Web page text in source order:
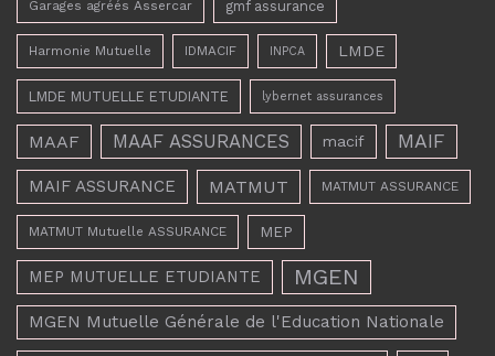
Garages agréés Assercar gmf assurance
Harmonie Mutuelle IDMACIF INPCA LMDE
LMDE MUTUELLE ETUDIANTE lybernet assurances
MAAF MAAF ASSURANCES macif MAIF
MAIF ASSURANCE MATMUT MATMUT ASSURANCE
MATMUT Mutuelle ASSURANCE MEP
MEP MUTUELLE ETUDIANTE MGEN
MGEN Mutuelle Générale de l'Education Nationale